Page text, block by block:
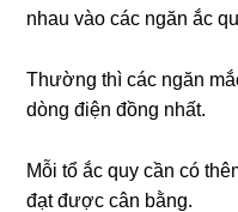
nhau vào các ngăn ắc
Thường thì các ngăn
dòng điện đồng nhất.
Mỗi tổ ắc quy cần có
đạt được cân bằng.